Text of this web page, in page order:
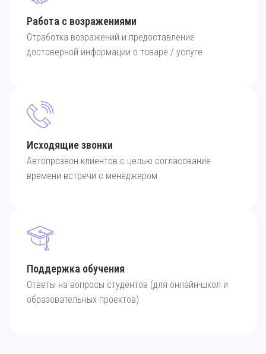
Работа с возражениями
Отработка возражений и предоставление
достоверной информации о товаре / услуге
Исходящие звонки
Автопрозвон клиентов с целью согласование
времени встречи с менеджером
Поддержка обучения
Ответы на вопросы студентов (для онлайн-школ и
образовательных проектов)